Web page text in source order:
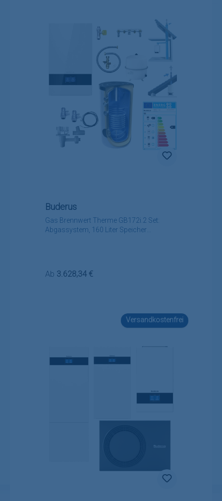
Gas Brennwert Therme GB172i.2 Set:
Abgassystem, 160 Liter Speicher
Buderus
Regulärer Preis:
Ab 3.628,34 €
Versandkostenfrei